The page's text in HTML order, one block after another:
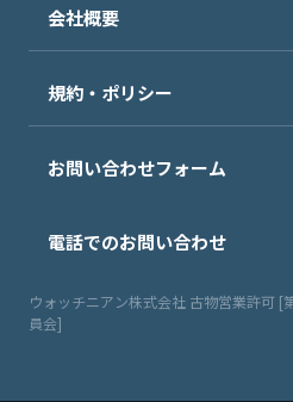
会社概要
規約・ポリシー
お問い合わせフォーム
電話でのお問い合わせ
ウォッチニアン株式会社 古物営業許可
員会]